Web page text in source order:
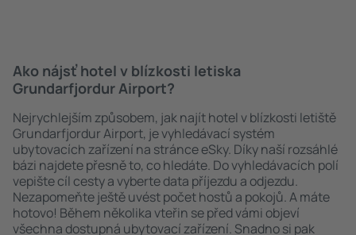
Ako nájsť hotel v blízkosti letiska
Grundarfjordur Airport?
Nejrychlejším způsobem, jak najít hotel v blízkosti letiště
Grundarfjordur Airport, je vyhledávací systém
ubytovacích zařízení na stránce eSky. Díky naší rozsáhlé
bázi najdete přesně to, co hledáte. Do vyhledávacích polí
vepište cíl cesty a vyberte data příjezdu a odjezdu.
Nezapomeňte ještě uvést počet hostů a pokojů. A máte
hotovo! Během několika vteřin se před vámi objeví
všechna dostupná ubytovací zařízení. Snadno si pak